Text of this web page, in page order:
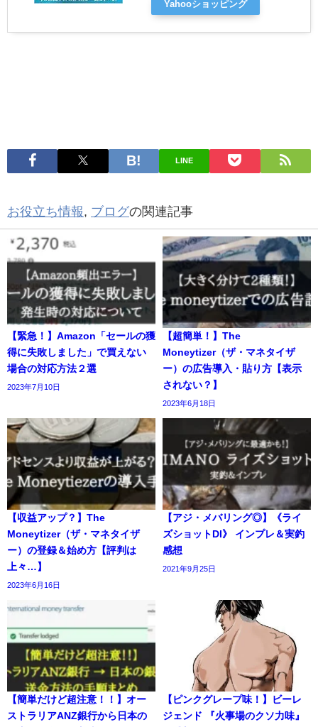
Yahooショッピング
LINE
お役立ち情報, ブログの関連記事
【緊急！】Amazon「セールの獲
得に失敗しました」で買えない
場合の対応方法２選
2023年7月10日
【超簡単！】The
Moneytizer（ザ・マネタイザ
ー）の広告導入・貼り方【表示
されない？】
2023年6月18日
【収益アップ？】The
Moneytizer（ザ・マネタイザ
ー）の登録＆始め方【評判は
上々…】
2023年6月16日
【アジ・メバリング◎】《ライ
ズショットDI》 インプレ＆実釣
感想
2021年9月25日
【簡単だけど超注意！！】オー
ストラリアANZ銀行から日本の
【ピンクグレープ味！】ビーレ
ジェンド 『火事場のクソ力味』